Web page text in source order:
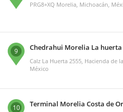
PRG8+XQ Morelia, Michoacán,
9 Chedrahui Morelia La huerta
Calz La Huerta 2555, Hacienda de
México
10 Terminal Morelia Costa de